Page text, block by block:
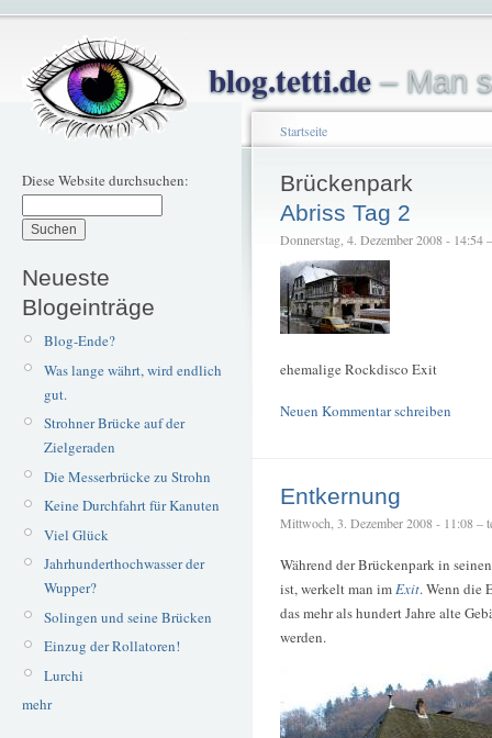
blog.tetti.de– Man
Diese Website durchsuchen:
Neueste
Blogeinträge
Blog-Ende?
Was lange währt, wird endlich
gut.
Strohner Brücke auf der
Zielgeraden
Die Messerbrücke zu Strohn
Keine Durchfahrt für Kanuten
Viel Glück
Jahrhunderthochwasser der
Wupper?
Solingen und seine Brücken
Einzug der Rollatoren!
Lurchi
mehr
Startseite
Brückenpark
Abriss Tag 2
Donnerstag, 4. Dezember 2008 - 14:54
ehemalige Rockdisco Exit
Neuen Kommentar schreiben
Entkernung
Mittwoch, 3. Dezember 2008 - 11:08 –
Während der Brückenpark in
ist, werkelt man im Exit. Wenn die
das mehr als hundert Jahre alte
werden.